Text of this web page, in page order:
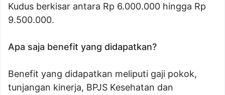
Kudus berkisar antara Rp 6.000.000 hingga Rp
9.500.000.
Apa saja benefit yang didapatkan?
Benefit yang didapatkan meliputi gaji pokok,
tunjangan kinerja, BPJS Kesehatan dan